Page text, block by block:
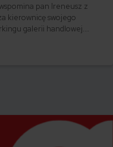
pan Ireneusz z
kierownicę swojego
galerii handlowej.
się z poniższym